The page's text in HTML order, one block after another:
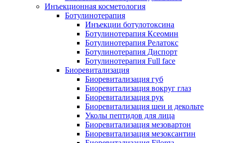
Инъекционная косметология
Ботулинотерапия
Инъекции ботулотоксина
Ботулинотерапия Ксеомин
Ботулинотерапия Релатокс
Ботулинотерапия Диспорт
Ботулинотерапия Full face
Биоревитализация
Биоревитализация губ
Биоревитализация вокруг глаз
Биоревитализация рук
Биоревитализация шеи и декольте
Уколы пептидов для лица
Биоревитализация мезовартон
Биоревитализация мезоксантин